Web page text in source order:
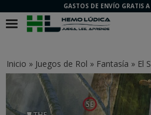
GASTOS DE ENVÍO GRATIS
Inicio » Juegos de Rol » Fantasía » El